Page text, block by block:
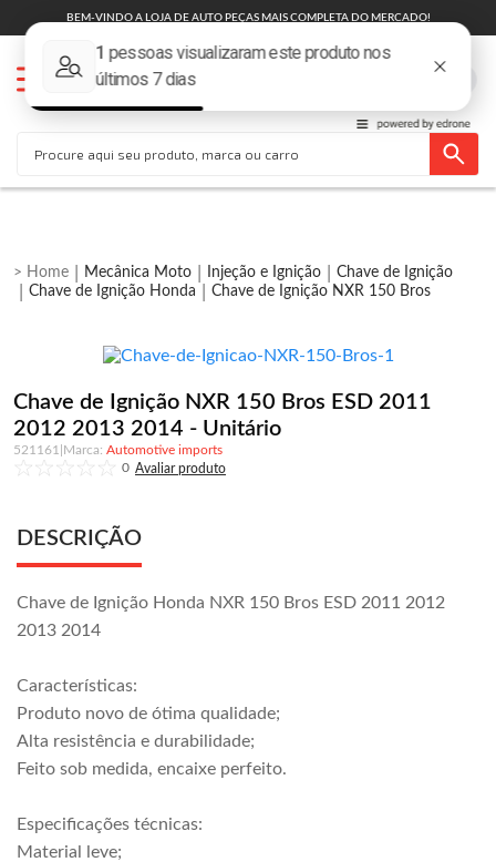
BEM-VINDO A LOJA DE AUTO PEÇAS MAIS COMPLETA DO MERCADO!
Mecânica Moto Injeção e Ignição
Chave de Ignição
Chave de Ignição Honda
Chave de Ignição NXR 150 Bros
Chave de Ignição NXR 150 Bros ESD 2011
2012 2013 2014 - Unitário
521161
Automotive imports
0
DESCRIÇÃO
Chave de Ignição Honda NXR 150 Bros ESD 2011 2012
2013 2014
Características:
Produto novo de ótima qualidade;
Alta resistência e durabilidade;
Feito sob medida, encaixe perfeito.
Especificações técnicas:
Material leve;